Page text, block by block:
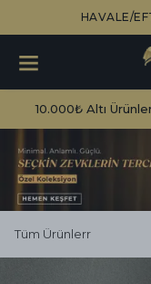
HAVALE/
10.000₺ Altı
Tüm Ürünlerr